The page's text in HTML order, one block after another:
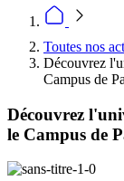
Toutes nos
Découvrez
Campus de
Découvrez
le Campus de